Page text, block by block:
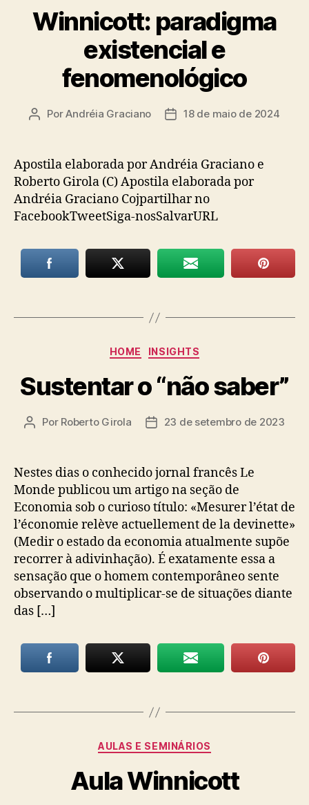
Winnicott: paradigma
existencial e
fenomenológico
Autor
PorAndréia Graciano
Data18 de maio de 2024
Apostila elaborada por Andréia Graciano e
Roberto Girola (C) Apostila elaborada por
Andréia Graciano Cojpartilhar no
FacebookTweetSiga-nosSalvarURL
Categorias
HOME INSIGHTS
Sustentar o “não saber”
Autor
Por Roberto Girola
Data23 de setembro de 2023
Nestes dias o conhecido jornal francês Le
Monde publicou um artigo na seção de
Economia sob o curioso título: «Mesurer l’état de
l’économie relève actuellement de la devinette»
(Medir o estado da economia atualmente supõe
recorrer à adivinhação). É exatamente essa a
sensação que o homem contemporâneo sente
observando o multiplicar-se de situações diante
das […]
Categorias
AULAS E SEMINÁRIOS
Aula Winnicott